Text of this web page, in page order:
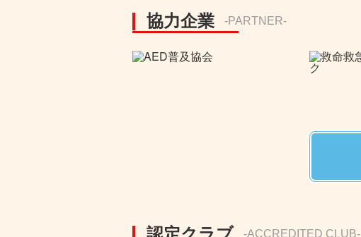
協力企業 -PARTNER-
-ACCREDITED CLUB-